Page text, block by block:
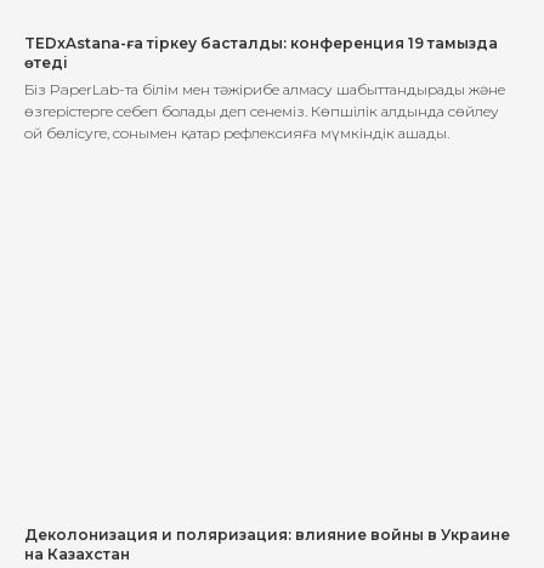
TEDxAstana-ға тіркеу басталды: конференция 19 тамызда
өтеді
Біз PaperLab-та білім мен тәжірибе алмасу шабыттандырады және
өзгерістерге себеп болады деп сенеміз. Көпшілік алдында сөйлеу
ой бөлісуге, сонымен қатар рефлексияға мүмкіндік ашады.
Деколонизация и поляризация: влияние войны в Украине
на Казахстан